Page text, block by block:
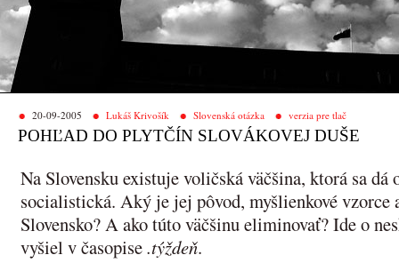
20-09-2005 Lukáš Krivošík Slovenská otázka verzia pre tlač
POHĽAD DO PLYTČÍN SLOVÁKOVEJ DUŠE
Na Slovensku existuje voličská väčšina, ktorá sa dá
socialistická. Aký je jej pôvod, myšlienkové vzorce
Slovensko? A ako túto väčšinu eliminovať? Ide o
vyšiel v časopise.týždeň.